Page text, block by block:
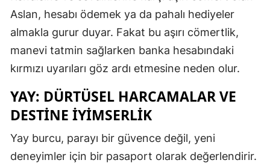
Aslan, hesabı ödemek ya da pahalı hediyeler
almakla gurur duyar. Fakat bu aşırı cömertlik,
manevi tatmin sağlarken banka hesabındaki
kırmızı uyarıları göz ardı etmesine neden olur.
YAY: DÜRTÜSEL HARCAMALAR VE
DESTINE İYIMSERLIK
Yay burcu, parayı bir güvence değil, yeni
deneyimler için bir pasaport olarak değerlendirir.